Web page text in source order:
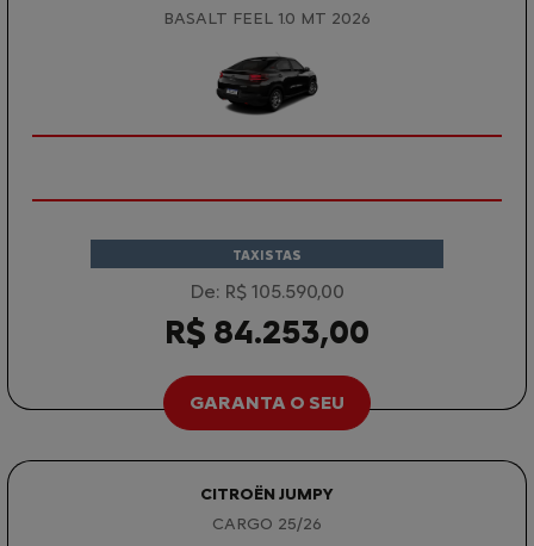
BASALT FEEL 1.0 MT 2026
TAXISTAS
De: R$ 105.590,00
R$ 84.253,00
GARANTA O SEU
CITROËN JUMPY
CARGO 25/26